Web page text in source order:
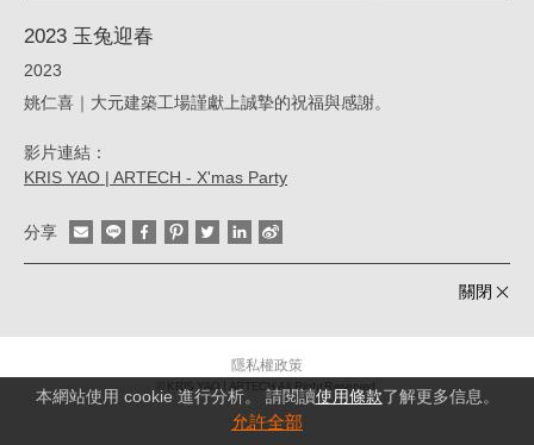
本網站使用 cookie 進行分析。 請閱讀使用條款了解更多信息。
允許全部
工
2023 玉兔迎春
2023
姚仁喜｜大元建築工場謹獻上誠摯的祝福與感謝。
影片連結：
KRIS YAO | ARTECH - X'mas Party
分享
關閉
隱私權政策
© KRIS YAO ARTECH All Right Reserved.